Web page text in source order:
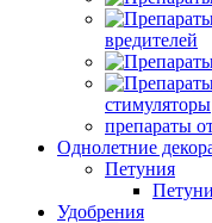
вредителей
стимуляторы
препараты
Однолетние
Петуния
Удобрения